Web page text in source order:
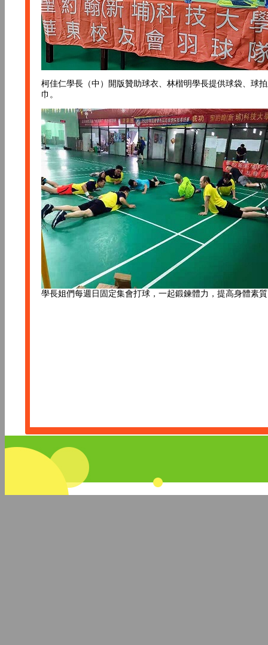
柯佳仁學長（中）開版贊助球衣、林楷明學長提供球袋、球
巾。
學長姐們每週日固定集會打球，一起鍛鍊體力，提高身體素